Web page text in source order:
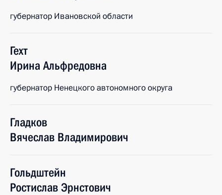
губернатор Ивановской области
Гехт
Ирина Альфредовна
губернатор Ненецкого автономного округа
Гладков
Вячеслав Владимирович
Гольдштейн
Ростислав Эрнстович